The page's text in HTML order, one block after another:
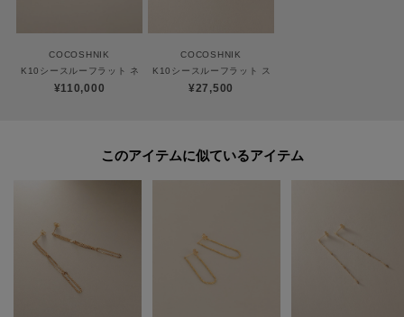
す。
発送日の前後については予めご了承ください。
取り扱い方法に関して商品に付いている洗濯ネーム・注意下げ札をご確認く
ださい。
◆注文取り消し・返品が可能です。商品着荷後の返品も可能です。（ただし
返品送料はお客様負担になります。）
COCOSHNIK
K10シースルーフラット ネックレス（60cm）
¥110,000
COCOSHNIK
K10シースルーフラット スタッドピアス
¥27,500
このアイテムに似ているアイテム